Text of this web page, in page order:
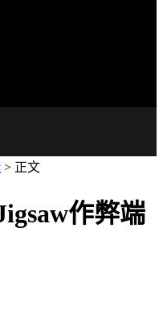
> 正文
作弊端